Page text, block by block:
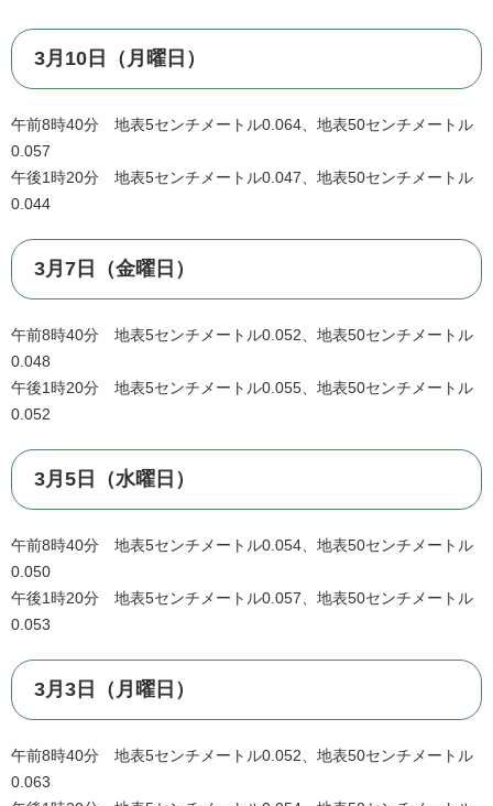
3月10日（月曜日）
午前8時40分 地表5センチメートル0.064、地表50センチメートル
0.057
午後1時20分 地表5センチメートル0.047、地表50センチメートル
0.044
3月7日（金曜日）
午前8時40分 地表5センチメートル0.052、地表50センチメートル
0.048
午後1時20分 地表5センチメートル0.055、地表50センチメートル
0.052
3月5日（水曜日）
午前8時40分 地表5センチメートル0.054、地表50センチメートル
0.050
午後1時20分 地表5センチメートル0.057、地表50センチメートル
0.053
3月3日（月曜日）
午前8時40分 地表5センチメートル0.052、地表50センチメートル
0.063